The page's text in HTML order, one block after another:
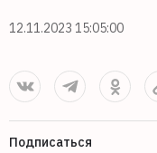
12.11.2023 15:05:00
Подписаться